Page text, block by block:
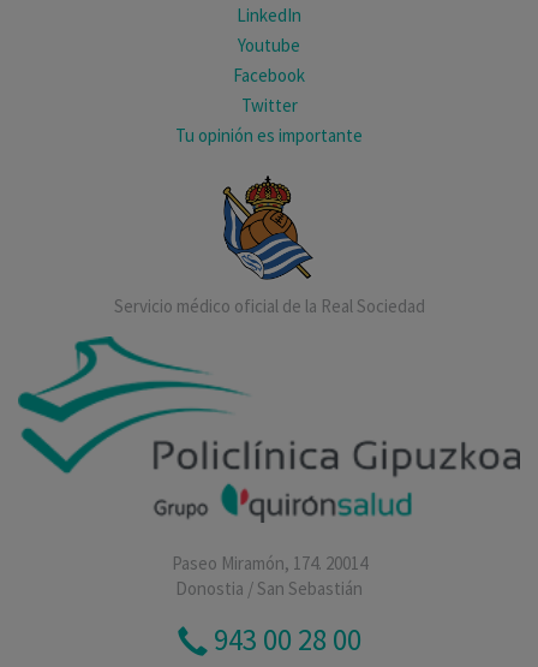
LinkedIn
Youtube
Facebook
Twitter
Tu opinión es importante
Servicio médico oficial de la Real Sociedad
Paseo Miramón, 174. 20014
Donostia / San Sebastián
943 00 28 00